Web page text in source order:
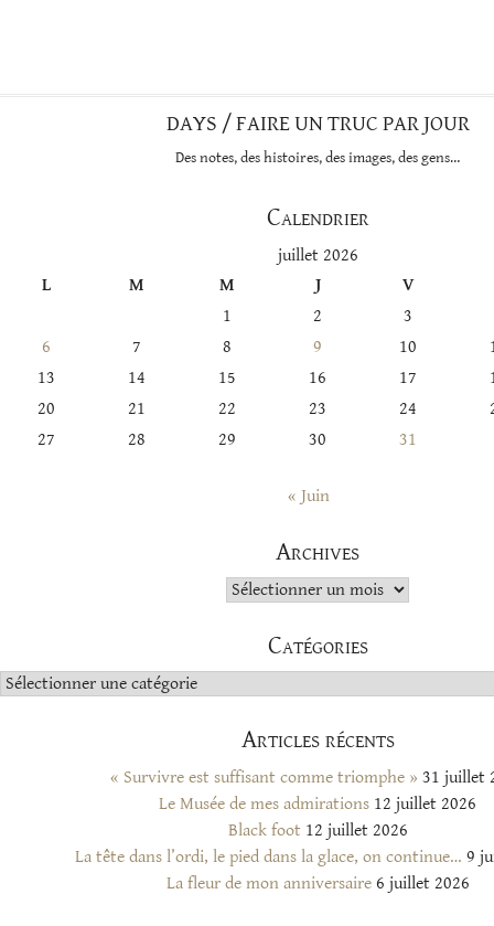
DAYS / FAIRE UN TRUC PAR JOUR
Des notes, des histoires, des images, des gens…
Calendrier
juillet 2026
L
M M J
V
1
2
3
6
7 8 9 10
13
14 15 16 17
20
21 22 23 24
27
28 29 30 31
« Juin
Archives
Archives
Catégories
Catégories
Articles récents
« Survivre est suffisant comme triomphe » 31 juillet
Le Musée de mes admirations 12 juillet 2026
Black foot 12 juillet 2026
La tête dans l’ordi, le pied dans la glace, on continue… 9
La fleur de mon anniversaire 6 juillet 2026